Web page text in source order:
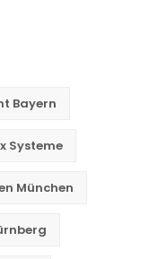
Bayern
Systeme
München